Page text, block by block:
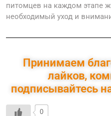
питомцев на каждом этапе
необходимый уход и
Принимаем
лайков,
подписывайтесь
0